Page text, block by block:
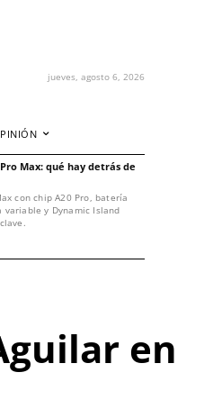
jueves, agosto 6, 2026
Max: qué hay detrás de
con chip A20 Pro, batería
y Dynamic Island
en